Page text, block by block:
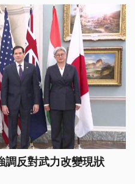
調反對武力改變現狀